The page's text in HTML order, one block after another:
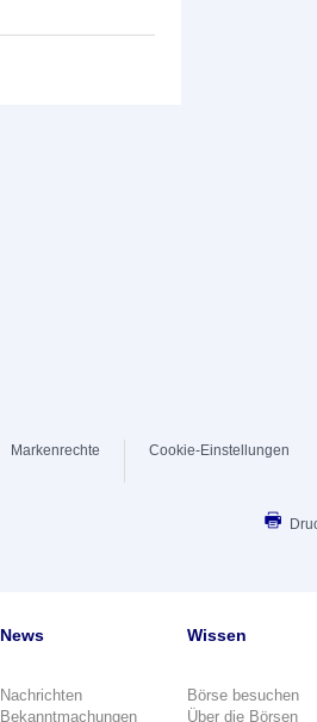
Markenrechte Cookie-Einstellungen
News
Nachrichten
Bekanntmachungen
Wissen
Börse besuchen
Über die Börsen